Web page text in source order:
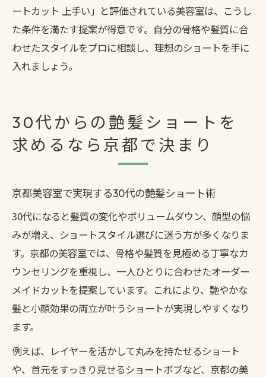
ートカット 上手い」と評価されている美容室は、こうし
た条件を満たす提案が得意です。自分の骨格や髪質に合
わせたスタイルをプロに相談し、理想のショートを手に
入れましょう。
30代からの艶髪ショートを
求めるなら京都で決まり
京都美容室で実現する30代の艶髪ショート術
30代になると髪質の変化やボリュームダウン、顔型の悩
みが増え、ショートスタイル選びに迷う方が多くなりま
す。京都の美容室では、骨格や髪質を見極める丁寧なカ
ウンセリングを重視し、一人ひとりに合わせたオーダー
メイドカットを提案しています。これにより、艶やかな
髪と小顔効果の両立が叶うショートが実現しやすくなり
ます。
例えば、レイヤーを活かして丸みを持たせるショート
や、首元をすっきり見せるショートボブなど、京都の美